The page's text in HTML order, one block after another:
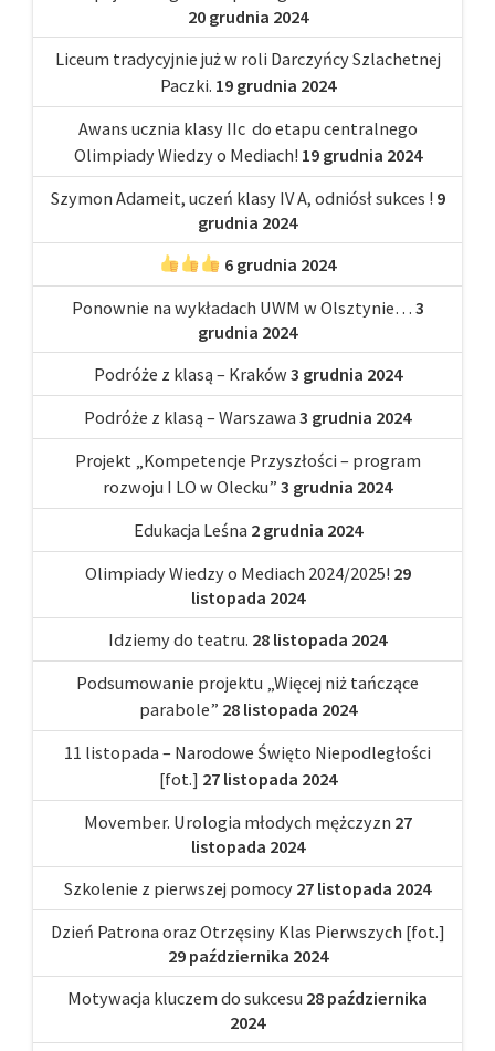
20 grudnia 2024
Liceum tradycyjnie już w roli Darczyńcy Szlachetnej
Paczki. 19 grudnia 2024
Awans ucznia klasy IIc do etapu centralnego
Olimpiady Wiedzy o Mediach! 19 grudnia 2024
Szymon Adameit, uczeń klasy IV A, odniósł sukces ! 9
grudnia 2024
6 grudnia 2024
Ponownie na wykładach UWM w Olsztynie… 3
grudnia 2024
Podróże z klasą – Kraków 3 grudnia 2024
Podróże z klasą – Warszawa 3 grudnia 2024
Projekt „Kompetencje Przyszłości – program
rozwoju I LO w Olecku” 3 grudnia 2024
Edukacja Leśna 2 grudnia 2024
Olimpiady Wiedzy o Mediach 2024/2025! 29
listopada 2024
Idziemy do teatru. 28 listopada 2024
Podsumowanie projektu „Więcej niż tańczące
parabole” 28 listopada 2024
11 listopada – Narodowe Święto Niepodległości
[fot.] 27 listopada 2024
Movember. Urologia młodych mężczyzn 27
listopada 2024
Szkolenie z pierwszej pomocy 27 listopada 2024
Dzień Patrona oraz Otrzęsiny Klas Pierwszych [fot.]
29 października 2024
Motywacja kluczem do sukcesu 28 października
2024